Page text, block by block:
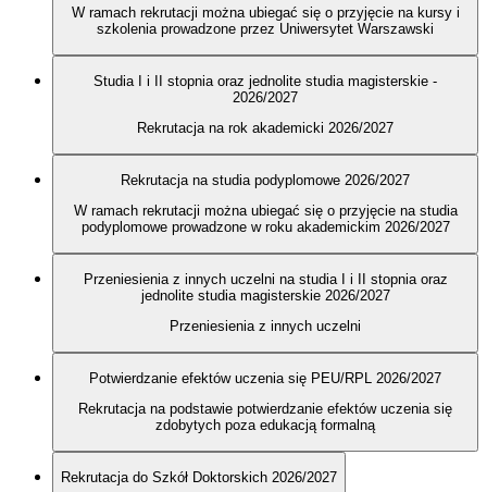
W ramach rekrutacji można ubiegać się o przyjęcie na kursy i
szkolenia prowadzone przez Uniwersytet Warszawski
Studia I i II stopnia oraz jednolite studia magisterskie -
2026/2027
Rekrutacja na rok akademicki 2026/2027
Rekrutacja na studia podyplomowe 2026/2027
W ramach rekrutacji można ubiegać się o przyjęcie na studia
podyplomowe prowadzone w roku akademickim 2026/2027
Przeniesienia z innych uczelni na studia I i II stopnia oraz
jednolite studia magisterskie 2026/2027
Przeniesienia z innych uczelni
Potwierdzanie efektów uczenia się PEU/RPL 2026/2027
Rekrutacja na podstawie potwierdzanie efektów uczenia się
zdobytych poza edukacją formalną
Rekrutacja do Szkół Doktorskich 2026/2027